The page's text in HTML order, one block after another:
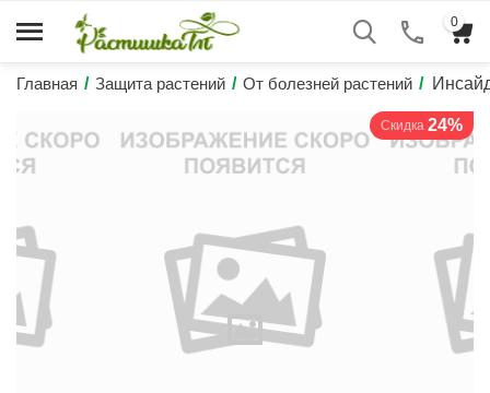
0
Главная / Защита растений / От болезней растений /
Скидка 24%